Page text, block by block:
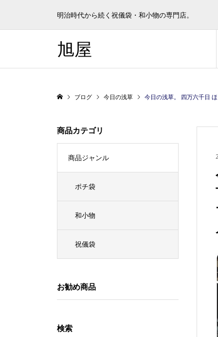
明治時代から続く祝儀袋・和小物の専門店。
旭屋
ブログ 今日の浅草 今日の浅草。 四万六千日 ほおずき
商品カテゴリ
商品ジャンル
ポチ袋
和小物
祝儀袋
お勧め商品
検索